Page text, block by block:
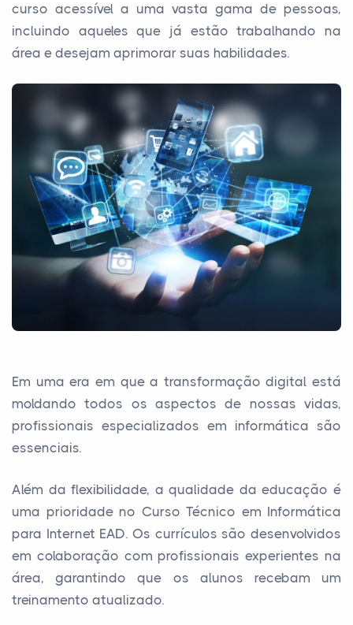
curso acessível a uma vasta gama de pessoas,
incluindo aqueles que já estão trabalhando na
área e desejam aprimorar suas habilidades.
Em uma era em que a transformação digital está
moldando todos os aspectos de nossas vidas,
profissionais especializados em informática são
essenciais.
Além da flexibilidade, a qualidade da educação é
uma prioridade no Curso Técnico em Informática
para Internet EAD. Os currículos são desenvolvidos
em colaboração com profissionais experientes na
área, garantindo que os alunos recebam um
treinamento atualizado.